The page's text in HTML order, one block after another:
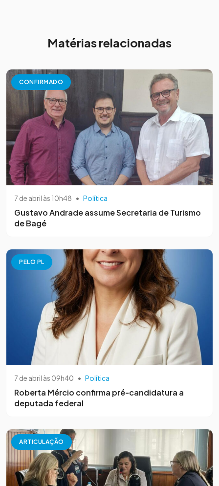
Matérias relacionadas
CONFIRMADO
7 de abril às 10h48 • Política
Gustavo Andrade assume Secretaria de Turismo
de Bagé
PELO PL
7 de abril às 09h40 • Política
Roberta Mércio confirma pré-candidatura a
deputada federal
ARTICULAÇÃO